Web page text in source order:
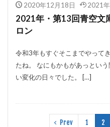
2020年12月18日 2021
2021年・第13回青空文
ロン
令和3年もすぐそこまでやって
たね。 なにもかもがあっとい
い変化の日々でした。 […]
Prev 1 2